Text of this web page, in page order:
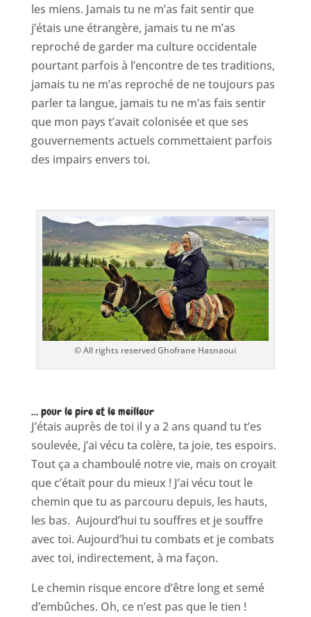
les miens. Jamais tu ne m’as fait sentir que
j’étais une étrangère, jamais tu ne m’as
reproché de garder ma culture occidentale
pourtant parfois à l’encontre de tes traditions,
jamais tu ne m’as reproché de ne toujours pas
parler ta langue, jamais tu ne m’as fais sentir
que mon pays t’avait colonisée et que ses
gouvernements actuels commettaient parfois
des impairs envers toi.
© All rights reserved Ghofrane Hasnaoui
… pour le pire et le meilleur
J’étais auprès de toi il y a 2 ans quand tu t’es
soulevée, j’ai vécu ta colère, ta joie, tes espoirs.
Tout ça a chamboulé notre vie, mais on croyait
que c’était pour du mieux ! J’ai vécu tout le
chemin que tu as parcouru depuis, les hauts,
les bas. Aujourd’hui tu souffres et je souffre
avec toi. Aujourd’hui tu combats et je combats
avec toi, indirectement, à ma façon.
Le chemin risque encore d’être long et semé
d’embûches. Oh, ce n’est pas que le tien !